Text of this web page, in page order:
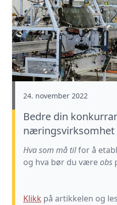
24. november 2022
Bedre din
næringsvirksomhet
Hva som må tilfor å
og hva bør du væreobs
Klikk på artikkelen og